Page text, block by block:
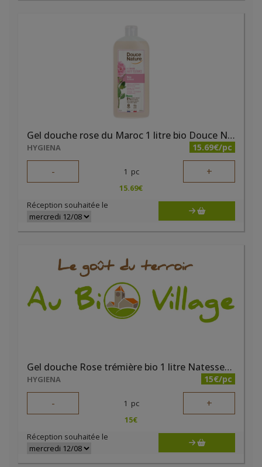
Gel douche rose du Maroc 1 litre bio Douce Nature
HYGIENA 15.69€/pc
- 1 pc +
15.69€
Réception souhaitée le
Gel douche Rose trémière bio 1 litre Natessence
HYGIENA 15€/pc
- 1 pc +
15€
Réception souhaitée le